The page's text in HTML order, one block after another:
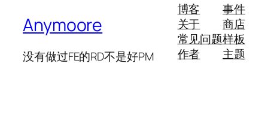
Anymoore
没有做过FE的RD不是好PM
博客
关于
常见问题
作者
事件
商店
样板
主题